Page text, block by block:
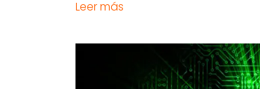
Leer más